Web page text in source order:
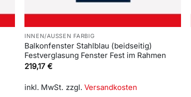
INNEN/AUSSEN FARBIG
Balkonfenster Stahlblau (beidseitig)
Festverglasung Fenster Fest im Rahmen
219,17€
inkl. MwSt. zzgl.Versandkosten